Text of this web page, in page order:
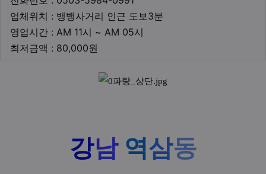
업체위치 : 뱅뱅사거리 인근 도보3분
영업시간 : AM 11시 ~ AM 05시
최저금액 : 80,000원
강남 역삼동